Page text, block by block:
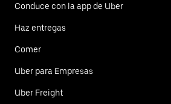
Conduce con la app de Uber
Haz entregas
Comer
Uber para Empresas
Uber Freight